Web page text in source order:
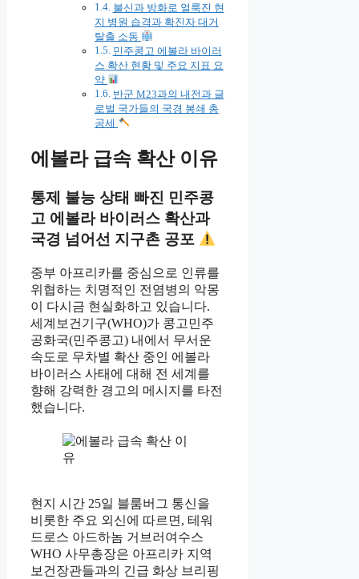
불신과 방화로 얼룩진 현
지 병원 습격과 확진자 대거
탈출 소동
민주콩고 에볼라 바이러
스 확산 현황 및 주요 지표 요
약
반군 M23과의 내전과 글
로벌 국가들의 국경 봉쇄 총
공세
에볼라 급속 확산 이유
통제 불능 상태 빠진 민주콩
고 에볼라 바이러스 확산과
국경 넘어선 지구촌 공포
중부 아프리카를 중심으로 인류를
위협하는 치명적인 전염병의 악몽
이 다시금 현실화하고 있습니다.
세계보건기구(WHO)가 콩고민주
공화국(민주콩고) 내에서 무서운
속도로 무차별 확산 중인 에볼라
바이러스 사태에 대해 전 세계를
향해 강력한 경고의 메시지를 타전
했습니다.
현지 시간 25일 블룸버그 통신을
비롯한 주요 외신에 따르면, 테워
드로스 아드하놈 거브러여수스
WHO 사무총장은 아프리카 지역
보건장관들과의 긴급 화상 브리핑